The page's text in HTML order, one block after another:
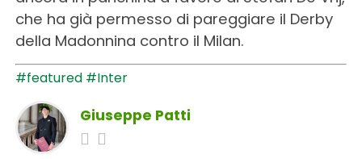
che ha già permesso di pareggiare il Derby
della Madonnina contro il Milan.
#featured #Inter
Giuseppe Patti